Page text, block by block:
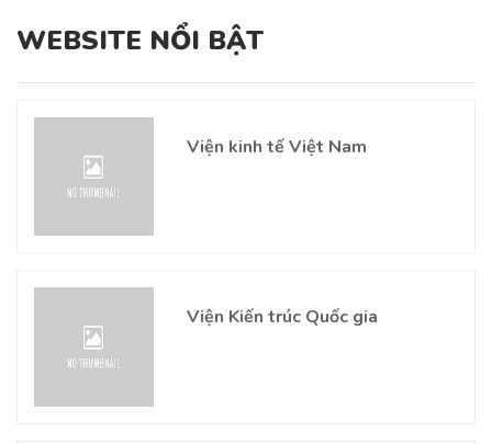
WEBSITE NỔI BẬT
Viện kinh tế Việt Nam
Viện Kiến trúc Quốc gia